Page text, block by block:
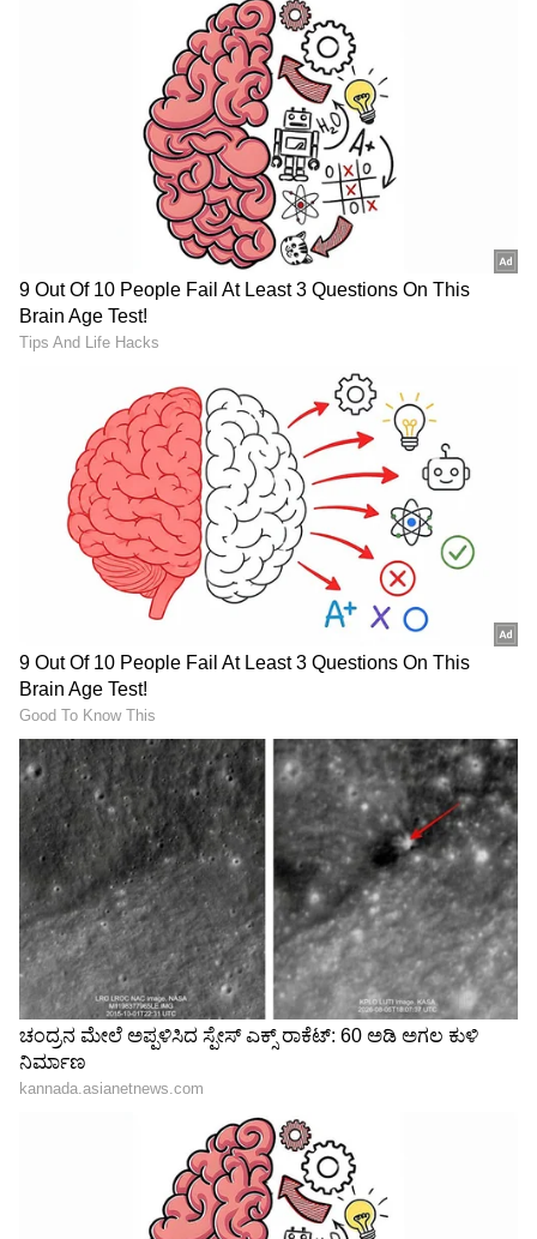
ಹೆಚ್ಚು ಅನುಕೂಲವಾಗಲಿದೆ? ಕ್ವಾಲಿಫೈಯರ್-1 ಪಂದ್ಯಕ್ಕೆ
ಮೀಸಲು ದಿನವಿದಯೇ ಎನ್ನುವ ಪ್ರಶ್ನೆ ಅಭಿಮಾನಿಗಳಲ್ಲಿ
ಕಾಡಲಾರಂಭಿಸಿದೆ.
Related Articles
IPL Playoffs ಪಂದ್ಯಕ್ಕೂ ಮೊದಲೇ ಆರ್‌ಸಿಬಿಗೆ ದೊಡ್ಡ
ಹಿನ್ನಡೆ; ಸ್ಪೋಟಕ ಬ್ಯಾಟರ್ ತವರಿಗೆ ವಾಪಾಸ್!
IPL 2026 Point Table: ಲೀಗ್ ಹಂತದ ಎಲ್ಲಾ 70
ಪಂದ್ಯಗಳು ಮುಕ್ತಾಯದ ಬಳಿಕ ಯಾರಿಗೆ ಯಾವ ಸ್ಥಾನ?
ಪ್ಲೇ-ಆಫ್‌ ವೇಳಾಪಟ್ಟಿ ಹೀಗಿದೆ
3
6
Shubman Gill Instagram
ಆರ್‌ಸಿಬಿಗಿದೆ ಗೋಲ್ಡನ್ ಚಾನ್ಸ್!
ಒಂದು ವೇಳೆ ಕ್ವಾಲಿಫೈಯರ್ ಪಂದ್ಯಕ್ಕೆ ಮಳೆ ಅಡ್ಡಿಪಡಿಸಿದರೆ